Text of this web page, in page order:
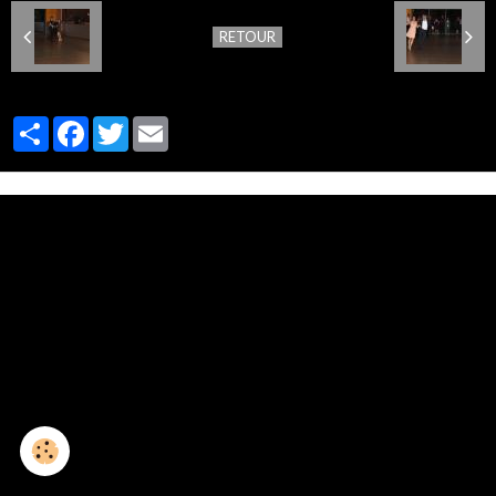
RETOUR
PartagerFacebook
Twitter